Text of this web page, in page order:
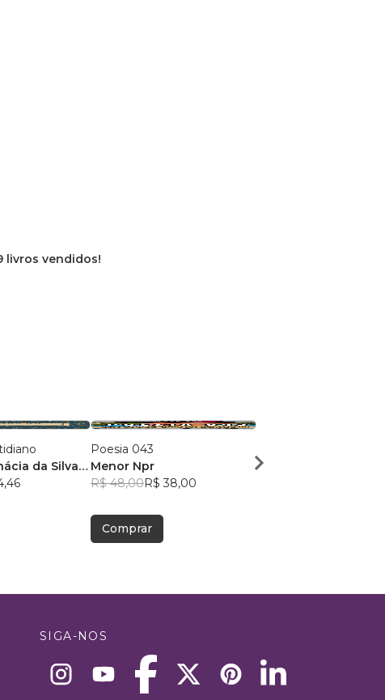
livros vendidos!
da Silva
Poesia 043
Menor Npr
R$ 48,00R$ 38,00
Comprar
Victor Sousa Silva
SIGA-NOS